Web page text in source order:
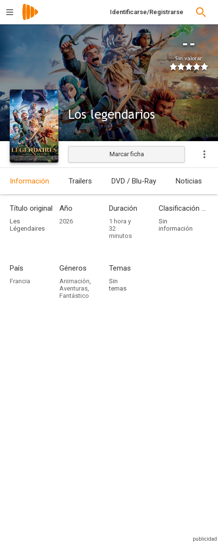
Identificarse/Registrarse
--
Sin valorar
Los legendarios
Marcar ficha
Información Trailers DVD / Blu-Ray Noticias
Título original
Les
Légendaires
Año
2026
Duración
1 hora y
32
minutos
Clasificación por edades
Sin
información
País
Francia
Géneros
Animación,
Aventuras,
Fantástico
Temas
Sin
temas